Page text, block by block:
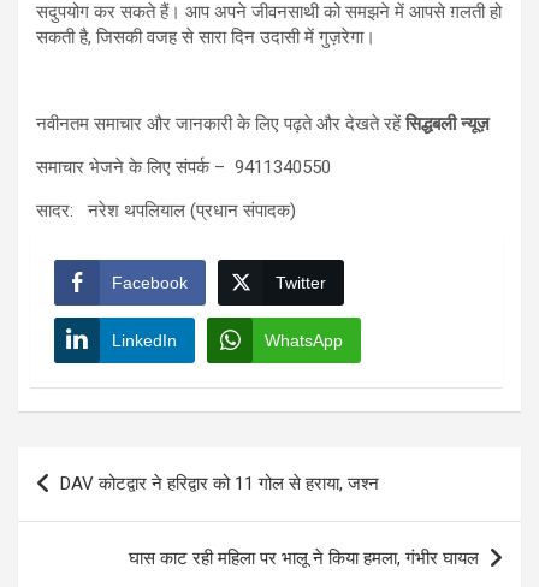
सदुपयोग कर सकते हैं। आप अपने जीवनसाथी को समझने में आपसे ग़लती हो
सकती है, जिसकी वजह से सारा दिन उदासी में गुज़रेगा।
नवीनतम समाचार और जानकारी के लिए पढ़ते और देखते रहेंसिद्धबली न्यूज़
समाचार भेजने के लिए संपर्क – 9411340550
सादर: नरेश थपलियाल (प्रधान संपादक)
Facebook Twitter
LinkedIn WhatsApp
Post
navigation
DAV कोटद्वार ने हरिद्वार को 11 गोल से हराया, जश्न
घास काट रही महिला पर भालू ने किया हमला, गंभीर घायल